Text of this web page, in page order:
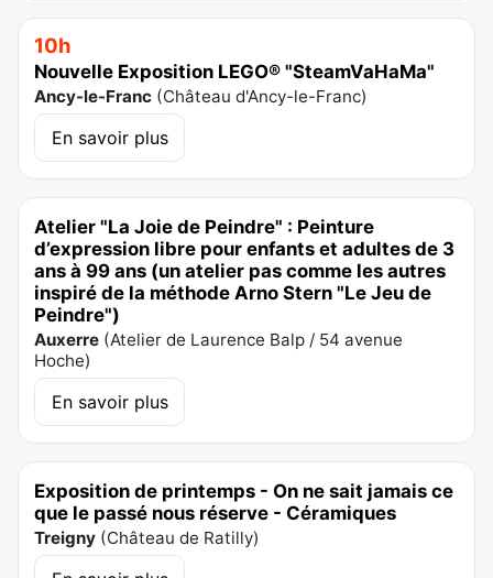
10h
Nouvelle Exposition LEGO® "SteamVaHaMa"
Ancy-le-Franc (Château d'Ancy-le-Franc)
En savoir plus
Atelier "La Joie de Peindre" : Peinture
d’expression libre pour enfants et adultes de 3
ans à 99 ans (un atelier pas comme les autres
inspiré de la méthode Arno Stern "Le Jeu de
Peindre")
Auxerre (Atelier de Laurence Balp / 54 avenue
Hoche)
En savoir plus
Exposition de printemps - On ne sait jamais ce
que le passé nous réserve - Céramiques
Treigny (Château de Ratilly)